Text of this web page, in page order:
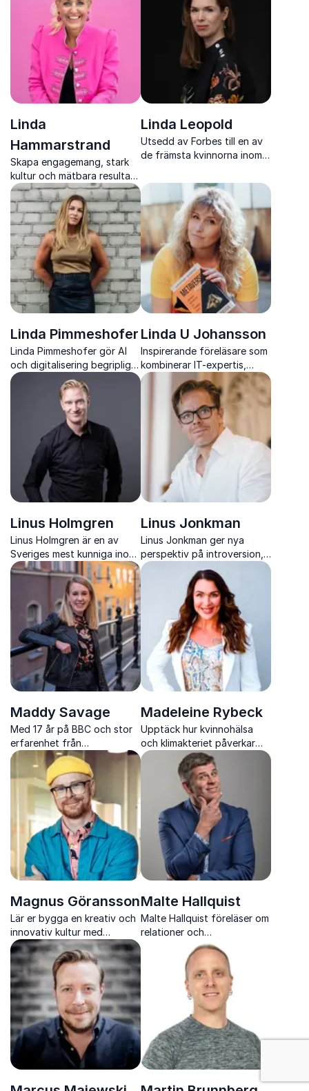
och Mia Clase.
Linda
Hammarstrand
Skapa engagemang, stark
kultur och mätbara resultat
med Linda Hammarstrands
inspirerande och
energifyllda föreläsningar.
Linda Leopold
Utsedd av Forbes till en av
de främsta kvinnorna inom
ledare att göra ansvarsfull
AI till en konkurrensfördel.
Linda Pimmeshofer
Linda Pimmeshofer gör AI
och digitalisering begripligt
och affärsnära med energi,
tydlighet och fokus på
kundupplevelse.
Linda U Johansson
Inspirerande föreläsare som
kombinerar IT-expertis,
humor och framtidsspaning
om AI, Metaverse och
digitala trender.
Linus Holmgren
Linus Holmgren är en av
Sveriges mest kunniga inom
employer branding och
inspirerar organisationer att
attrahera och engagera rätt
talanger.
Linus Jonkman
Linus Jonkman ger nya
perspektiv på introversion,
kultur och ledarskap som
stärker arbetsmiljö,
samarbete och resultat.
Maddy Savage
Med 17 år på BBC och stor
erfarenhet från
internationella scener
skapar Maddy Savage
dynamiska samtal som
engagerar, utmanar och
inspirerar varje publik.
Madeleine Rybeck
Upptäck hur kvinnohälsa
och klimakteriet påverkar
prestation och få konkreta
strategier för en hållbar,
produktiv arbetsplats.
Magnus Göransson
Lär er bygga en kreativ och
innovativ kultur med
Magnus Göransson genom
lekfulla och effektiva
metoder.
Malte Hallquist
Malte Hallquist föreläser om
relationer och
kommunikation med humor,
värme och konkreta verktyg
för företag, kommuner och
organisationer.
: Framtidens